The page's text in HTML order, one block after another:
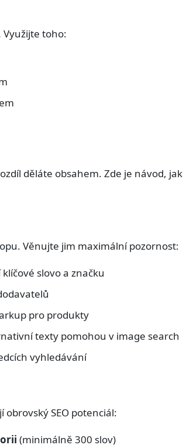
Využijte toho:
děláte obsahem. Zde je návod, jak
Věnujte jim maximální pozornost:
slovo a značku
pro produkty
texty pomohou v image search
vyhledávání
SEO potenciál:
(minimálně 300 slov)